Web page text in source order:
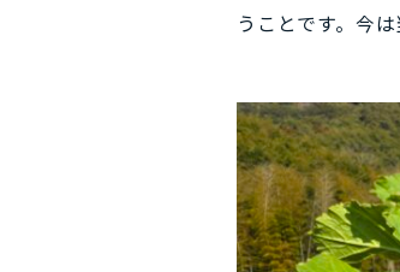
うことです。今